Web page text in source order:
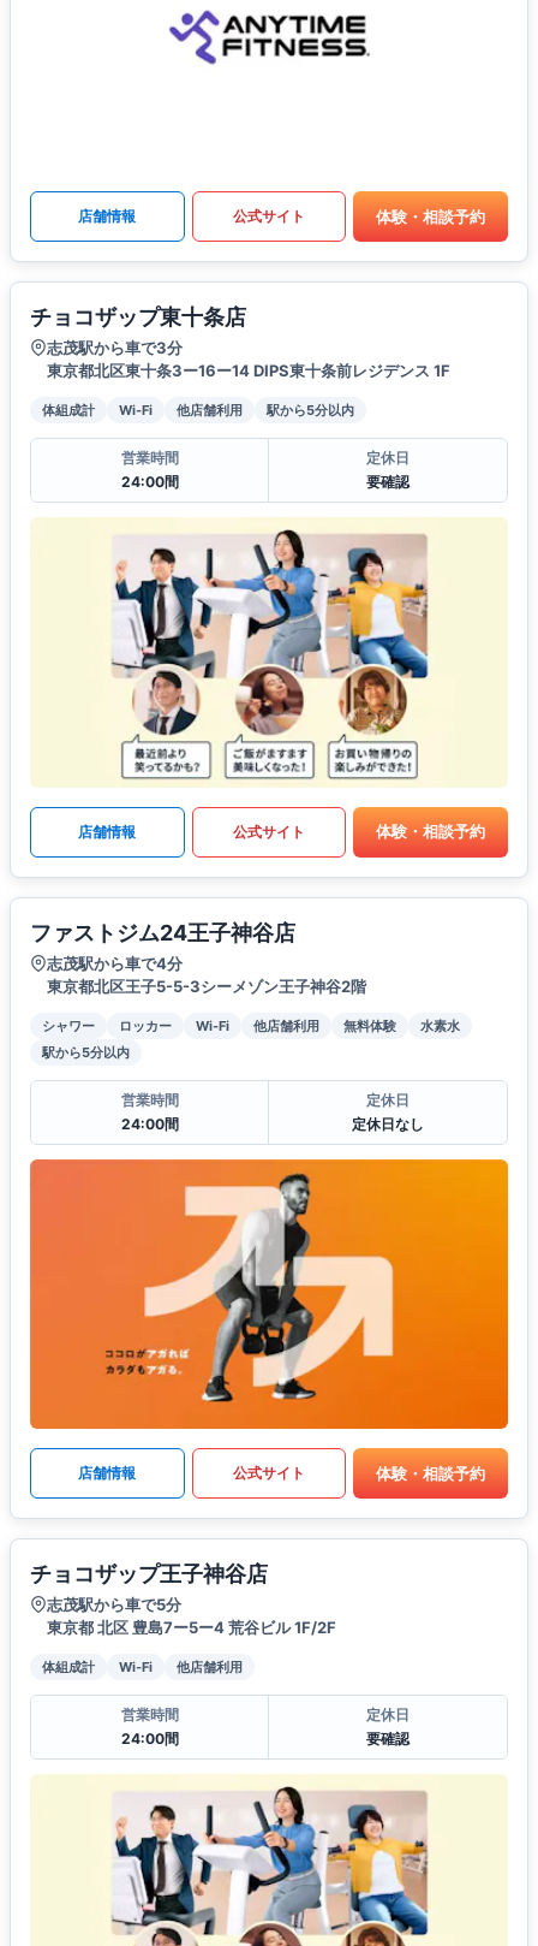
店舗情報 公式サイト 体験・相談予約
チョコザップ東十条店
志茂駅から車で3分
東京都北区東十条3ー16ー14 DIPS東十条前レジデンス 1F
体組成計 Wi-Fi 他店舗利用 駅から5分以内
営業時間
24:00間
定休日
要確認
店舗情報 公式サイト 体験・相談予約
ファストジム24王子神谷店
志茂駅から車で4分
東京都北区王子5-5-3シーメゾン王子神谷2階
シャワー ロッカー Wi-Fi 他店舗利用 無料体験
水素水
駅から5分以内
営業時間
24:00間
定休日
定休日なし
店舗情報 公式サイト 体験・相談予約
チョコザップ王子神谷店
志茂駅から車で5分
東京都 北区 豊島7ー5ー4 荒谷ビル 1F/2F
体組成計 Wi-Fi 他店舗利用
営業時間
24:00間
定休日
要確認